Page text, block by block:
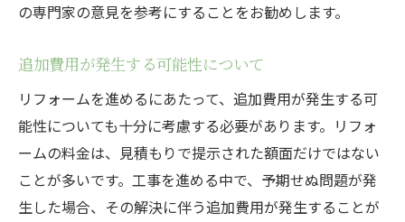
の専門家の意見を参考にすることをお勧めします。
追加費用が発生する可能性について
リフォームを進めるにあたって、追加費用が発生する可
能性についても十分に考慮する必要があります。リフォ
ームの料金は、見積もりで提示された額面だけではない
ことが多いです。工事を進める中で、予期せぬ問題が発
生した場合、その解決に伴う追加費用が発生することが